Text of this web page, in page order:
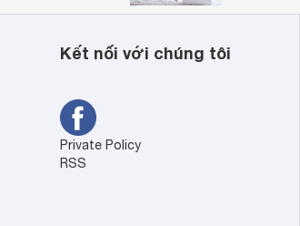
Kết nối với chúng tôi
Private Policy
RSS